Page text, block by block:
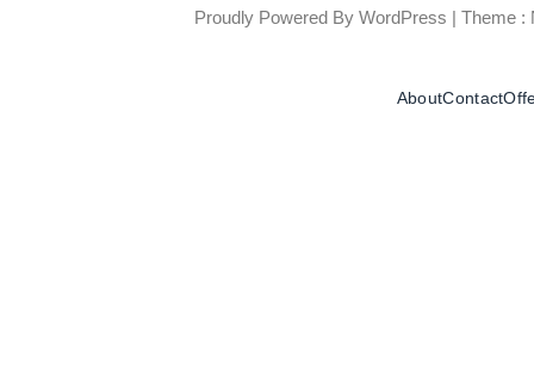
Proudly Powered By WordPress | Theme :
AboutContact